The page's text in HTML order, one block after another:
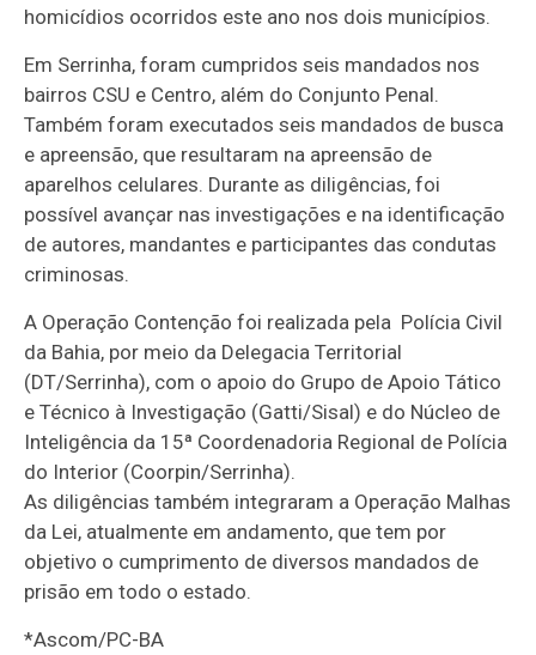
homicídios ocorridos este ano nos dois municípios.
Em Serrinha, foram cumpridos seis mandados nos
bairros CSU e Centro, além do Conjunto Penal.
Também foram executados seis mandados de busca
e apreensão, que resultaram na apreensão de
aparelhos celulares. Durante as diligências, foi
possível avançar nas investigações e na identificação
de autores, mandantes e participantes das condutas
criminosas.
A Operação Contenção foi realizada pela Polícia Civil
da Bahia, por meio da Delegacia Territorial
(DT/Serrinha), com o apoio do Grupo de Apoio Tático
e Técnico à Investigação (Gatti/Sisal) e do Núcleo de
Inteligência da 15ª Coordenadoria Regional de Polícia
do Interior (Coorpin/Serrinha).
As diligências também integraram a Operação Malhas
da Lei, atualmente em andamento, que tem por
objetivo o cumprimento de diversos mandados de
prisão em todo o estado.
*Ascom/PC-BA